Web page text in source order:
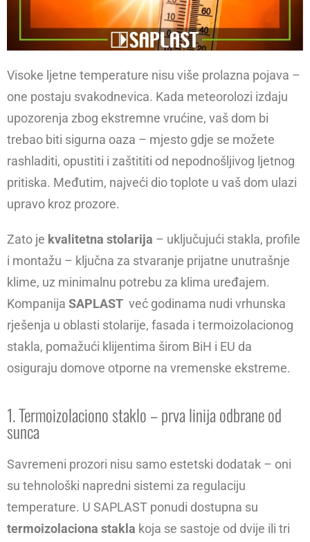
Visoke ljetne temperature nisu više prolazna pojava –
one postaju svakodnevica. Kada meteorolozi izdaju
upozorenja zbog ekstremne vrućine, vaš dom bi
trebao biti sigurna oaza – mjesto gdje se možete
rashladiti, opustiti i zaštititi od nepodnošljivog ljetnog
pritiska. Međutim, najveći dio toplote u vaš dom ulazi
upravo kroz prozore.
Zato je kvalitetna stolarija – uključujući stakla, profile
i montažu – ključna za stvaranje prijatne unutrašnje
klime, uz minimalnu potrebu za klima uređajem.
Kompanija SAPLAST već godinama nudi vrhunska
rješenja u oblasti stolarije, fasada i termoizolacionog
stakla, pomažući klijentima širom BiH i EU da
osiguraju domove otporne na vremenske ekstreme.
1. Termoizolaciono staklo – prva linija odbrane od
sunca
Savremeni prozori nisu samo estetski dodatak – oni
su tehnološki napredni sistemi za regulaciju
temperature. U SAPLAST ponudi dostupna su
termoizolaciona stakla koja se sastoje od dvije ili tri